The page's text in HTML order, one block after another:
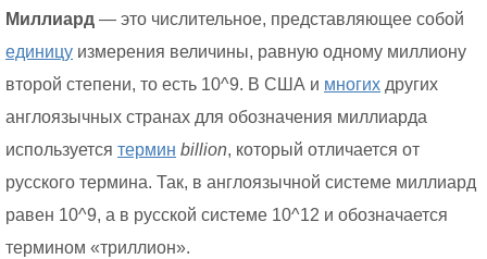
Миллиард — это числительное, представляющее собой
единицу измерения величины, равную одному миллиону
второй степени, то есть 10^9. В США и многих других
англоязычных странах для обозначения миллиарда
используется термин billion, который отличается от
русского термина. Так, в англоязычной системе миллиард
равен 10^9, а в русской системе 10^12 и обозначается
термином «триллион».